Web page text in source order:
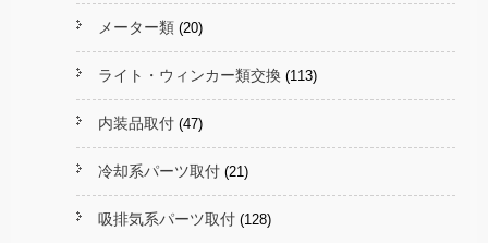
メーター類 (20)
ライト・ウィンカー類交換 (113)
内装品取付 (47)
冷却系パーツ取付 (21)
吸排気系パーツ取付 (128)